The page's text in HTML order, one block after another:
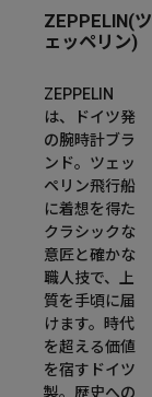
ZEPPELIN(ツ
ェッペリン)
ZEPPELIN
は、ドイツ発
の腕時計ブラ
ンド。ツェッ
ペリン飛行船
に着想を得た
クラシックな
意匠と確かな
職人技で、上
質を手頃に届
けます。時代
を超える価値
を宿すドイツ
製。歴史への